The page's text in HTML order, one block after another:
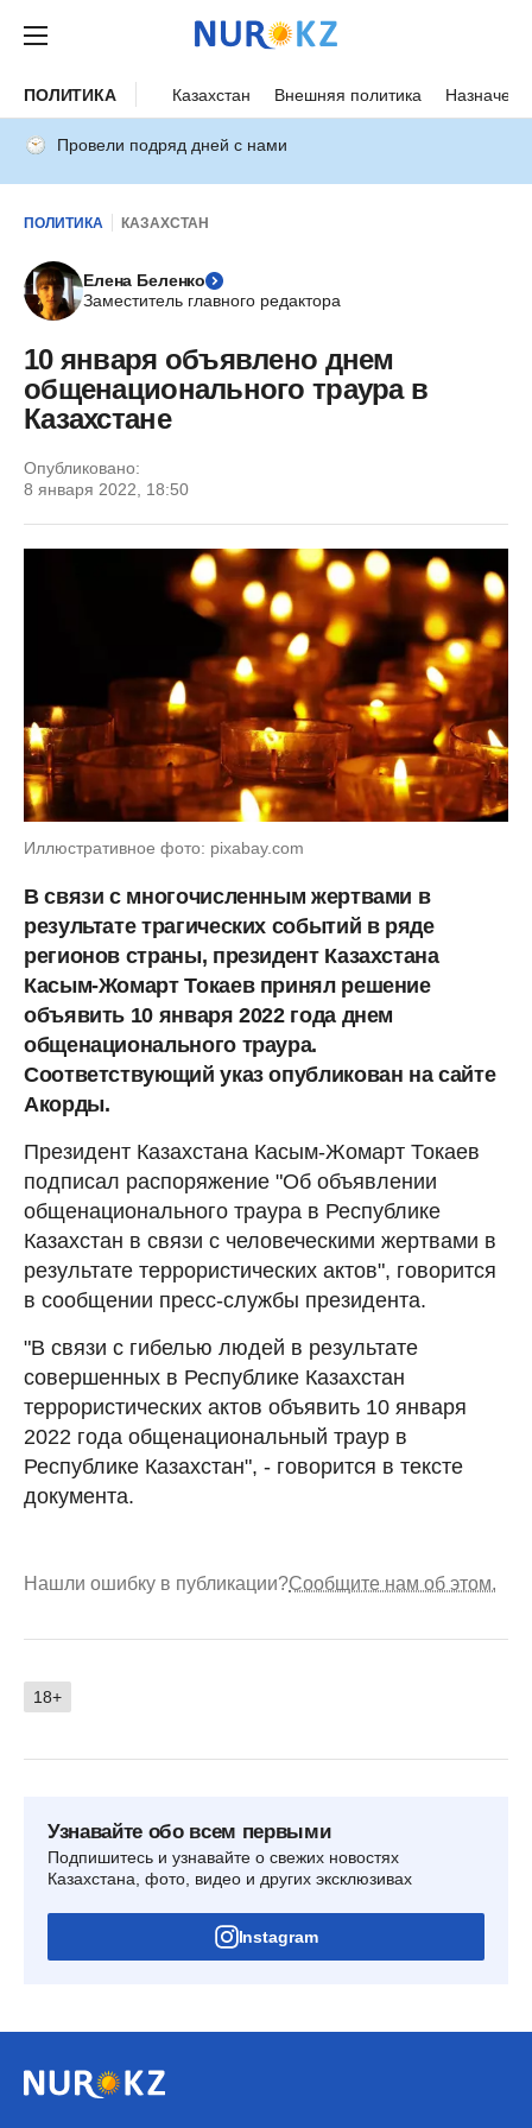
ПОЛИТИКА Казахстан Внешняя политика
Провели подряд дней с нами
ПОЛИТИКА КАЗАХСТАН
Елена Беленко
Заместитель главного редактора
10 января объявлено днем
общенационального траура в
Казахстане
Опубликовано:
8 января 2022, 18:50
Иллюстративное фото: pixabay.com
В связи с многочисленным жертвами в
результате трагических событий в ряде
регионов страны, президент Казахстана
Касым-Жомарт Токаев принял решение
объявить 10 января 2022 года днем
общенационального траура.
Соответствующий указ опубликован на сайте
Акорды.
Президент Казахстана Касым-Жомарт Токаев
подписал распоряжение "Об объявлении
общенационального траура в Республике
Казахстан в связи с человеческими жертвами в
результате террористических актов", говорится
в сообщении пресс-службы президента.
"В связи с гибелью людей в результате
совершенных в Республике Казахстан
террористических актов объявить 10 января
2022 года общенациональный траур в
Республике Казахстан", - говорится в тексте
документа.
Нашли ошибку в публикации?Сообщите нам об этом.
18+
Узнавайте обо всем первыми
Подпишитесь и узнавайте о свежих новостях
Казахстана, фото, видео и других эксклюзивах
Instagram